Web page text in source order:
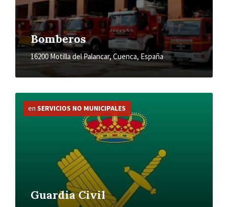
Bomberos
16200 Motilla del Palancar, Cuenca, España
Guardia Civil
en SERVICIOS NO MUNICIPALES
Más
información